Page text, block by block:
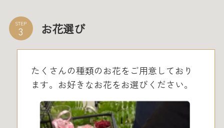
STEP お花選び
たくさんの種類のお花をご用意しており
ます。お好きなお花をお選びください。